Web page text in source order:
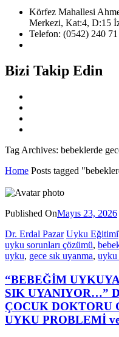
Körfez Mahallesi
Merkezi, Kat:4, D:15
Telefon: (0542) 240
Bizi Takip Edin
Tag Archives: bebeklerde
Home Posts tagged
Published OnMayıs 23, 2026
Dr. Erdal Pazar Uyku Eğitimi
uyku sorunları çözümü,
uyku, gece sık uyanma, uyku
“BEBEĞİM
SIK UYANIYOR…”
ÇOCUK DOKTORU
UYKU PROBLEMİ